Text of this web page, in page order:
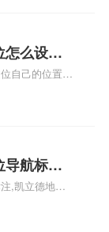
址标注上地图
情可查看下方
怎么设置
注服务中
定位怎
自己的位置
设置往上走、
地图标注知
导航标
位,导航,
,凯立德地图
注,凯立德地